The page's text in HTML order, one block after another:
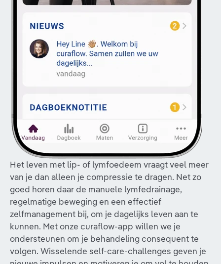
Het leven met lip- of lymfoedeem vraagt veel meer
van je dan alleen je compressie te dragen. Net zo
goed horen daar de manuele lymfedrainage,
regelmatige beweging en een effectief
zelfmanagement bij, om je dagelijks leven aan te
kunnen. Met onze curaflow-app willen we je
ondersteunen om je behandeling consequent te
volgen. Wisselende self-care-challenges geven je